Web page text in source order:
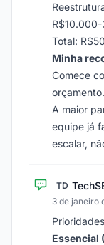
Total:
Minha
Comece
orçamento.
A maior
equipe já
escalar,
TD
3 de janeiro
Essencial